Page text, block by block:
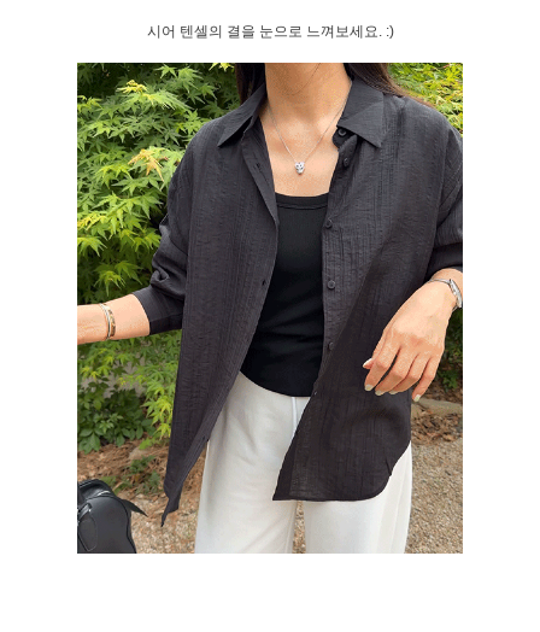
시어 텐셀의 결을 눈으로 느껴보세요. :)